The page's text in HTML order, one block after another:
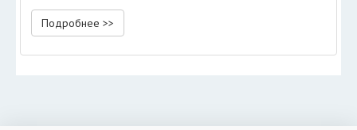
Подробнее >>